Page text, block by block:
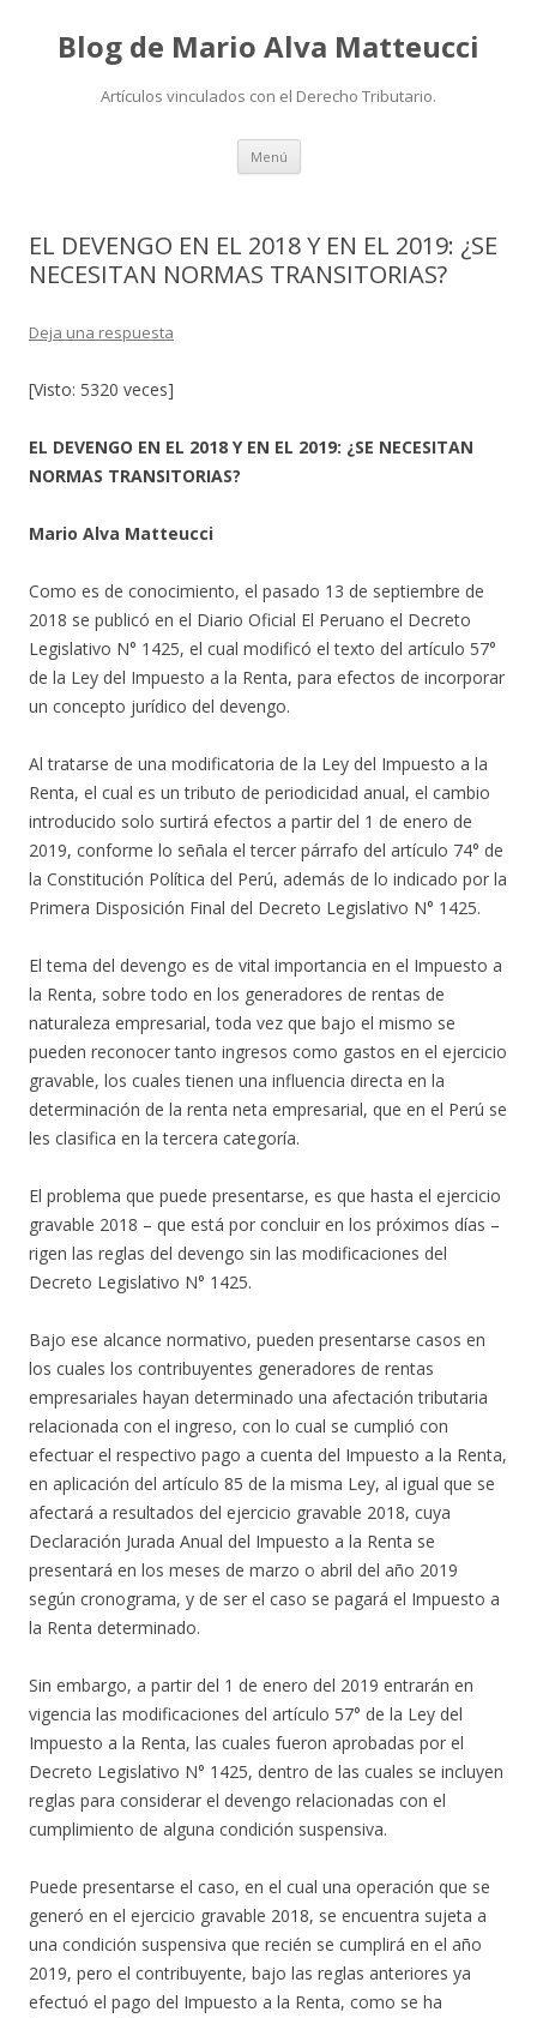
Blog de Mario Alva Matteucci
Artículos vinculados con el Derecho Tributario.
Menú Ir
contenido
EL DEVENGO EN EL 2018 Y EN EL 2019: ¿SE
NECESITAN NORMAS TRANSITORIAS?
Deja una respuesta
[Visto: 5320 veces]
EL DEVENGO EN EL 2018 Y EN EL 2019: ¿SE NECESITAN
NORMAS TRANSITORIAS?
Mario Alva Matteucci
Como es de conocimiento, el pasado 13 de septiembre de
2018 se publicó en el Diario Oficial El Peruano el Decreto
Legislativo N° 1425, el cual modificó el texto del artículo 57°
de la Ley del Impuesto a la Renta, para efectos de incorporar
un concepto jurídico del devengo.
Al tratarse de una modificatoria de la Ley del Impuesto a la
Renta, el cual es un tributo de periodicidad anual, el cambio
introducido solo surtirá efectos a partir del 1 de enero de
2019, conforme lo señala el tercer párrafo del artículo 74° de
la Constitución Política del Perú, además de lo indicado por la
Primera Disposición Final del Decreto Legislativo N° 1425.
El tema del devengo es de vital importancia en el Impuesto a
la Renta, sobre todo en los generadores de rentas de
naturaleza empresarial, toda vez que bajo el mismo se
pueden reconocer tanto ingresos como gastos en el ejercicio
gravable, los cuales tienen una influencia directa en la
determinación de la renta neta empresarial, que en el Perú se
les clasifica en la tercera categoría.
El problema que puede presentarse, es que hasta el ejercicio
gravable 2018 – que está por concluir en los próximos días –
rigen las reglas del devengo sin las modificaciones del
Decreto Legislativo N° 1425.
Bajo ese alcance normativo, pueden presentarse casos en
los cuales los contribuyentes generadores de rentas
empresariales hayan determinado una afectación tributaria
relacionada con el ingreso, con lo cual se cumplió con
efectuar el respectivo pago a cuenta del Impuesto a la Renta,
en aplicación del artículo 85 de la misma Ley, al igual que se
afectará a resultados del ejercicio gravable 2018, cuya
Declaración Jurada Anual del Impuesto a la Renta se
presentará en los meses de marzo o abril del año 2019
según cronograma, y de ser el caso se pagará el Impuesto a
la Renta determinado.
Sin embargo, a partir del 1 de enero del 2019 entrarán en
vigencia las modificaciones del artículo 57° de la Ley del
Impuesto a la Renta, las cuales fueron aprobadas por el
Decreto Legislativo N° 1425, dentro de las cuales se incluyen
reglas para considerar el devengo relacionadas con el
cumplimiento de alguna condición suspensiva.
Puede presentarse el caso, en el cual una operación que se
generó en el ejercicio gravable 2018, se encuentra sujeta a
una condición suspensiva que recién se cumplirá en el año
2019, pero el contribuyente, bajo las reglas anteriores ya
efectuó el pago del Impuesto a la Renta, como se ha